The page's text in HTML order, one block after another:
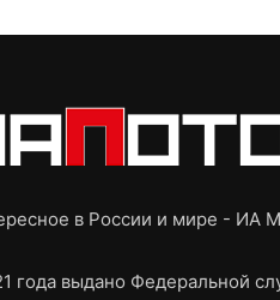
в России и мире - ИА
выдано Федеральной